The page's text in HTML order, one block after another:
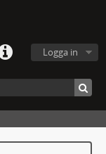
Logga in